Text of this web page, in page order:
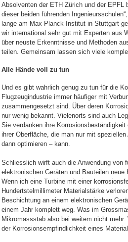
Absolventen der ETH Zürich und der
dieser beiden führenden
lange am Max-Planck-Institut in Stuttgart
wir international sehr gut mit Experten aus
über neuste Erkenntnisse und Methoden
teilen. Gemeinsam lassen sich viele
Alle Hände voll zu tun
Und es gibt wahrlich genug zu tun für die
Flugzeugindustrie immer häufiger mit
zusammengesetzt sind. Über deren
nur wenig bekannt. Vielenorts sind auch
Sie verdanken ihre
ihrer Oberfläche, die man nur mit
dann optimieren – kann.
Schliesslich wirft auch die Anwendung von
elektronischen Geräten und Bauteilen
Wenn ich eine Turbine mit einer
Hundertstelmillimeter Materialstärke
Beschichtung an einem elektronischen
einem Jahr komplett weg. Was im
Mikromassstab also bei weitem nicht
der Korro­sions­em­pfind­lich­keit eines